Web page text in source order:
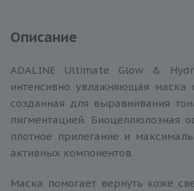
Описание
ADALINE Ultimate Glow &
интенсивно увлажняющая маска
созданная для выравнивания
пигментацией. Биоцеллюлозная
плотное прилегание и
активных компонентов.
Маска помогает вернуть коже